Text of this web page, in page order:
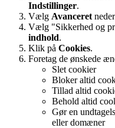
Indstillinger.
Vælg Avanceret
Vælg "Sikkerhed og
indhold.
Klik på Cookies.
Foretag de ønskede
Slet cookier
Bloker altid
Tillad altid
Behold altid
Gør en
eller domæner